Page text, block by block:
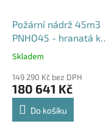
Požární nádrž 45m3
PNHO45 - hranatá k
obetonování
Průměrné
produktu
je
5,0
Skladem
149 290 Kč bez DPH
180 641 Kč
Do košíku